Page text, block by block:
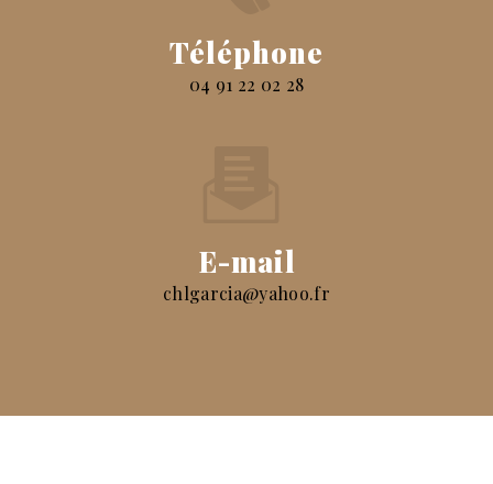
Téléphone
04 91 22 02 28
E-mail
chlgarcia@yahoo.fr